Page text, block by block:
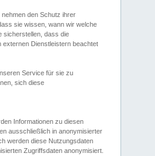
den Schutz ihrer
sie wissen, wann wir welche
sicherstellen, dass die
Dienstleistern beachtet
Service für sie zu
sich diese
Informationen zu diesen
ausschließlich in anonymisierter
werden diese Nutzungsdaten
Zugriffsdaten anonymisiert.